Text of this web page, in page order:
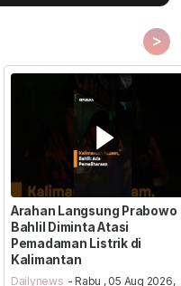
>
Arahan Langsung Prabowo
Bahlil Diminta Atasi
Pemadaman Listrik di
Kalimantan
Dailynews - Rabu , 05 Aug 2026,